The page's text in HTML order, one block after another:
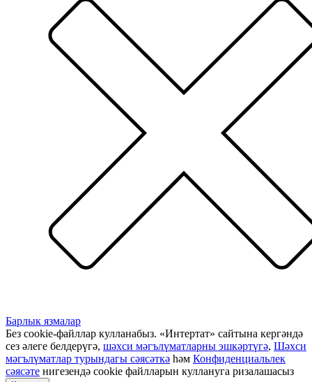
Барлык язмалар
Без cookie-файллар кулланабыз. «Интертат» сайтына кергәндә
сез әлеге белдерүгә, шәхси мәгълүматларны эшкәртүгә, Шәхси
мәгълүматлар турындагы сәясәткә һәм Конфиденциальлек
сәясәте нигезендә cookie файлларын куллануга ризалашасыз